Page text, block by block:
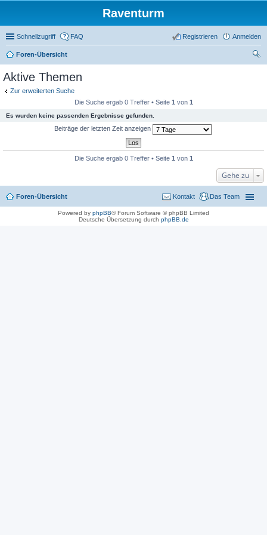
Raventurm
Schnellzugriff FAQ Anmelden
Registrieren
Foren-Übersicht
Aktive Themen
Zur erweiterten Suche
Die Suche ergab 0 Treffer • Seite 1 von 1
Es wurden keine passenden Ergebnisse gefunden.
Beiträge der letzten Zeit anzeigen
Die Suche ergab 0 Treffer • Seite 1 von 1
Gehe zu
Foren-Übersicht Das Team
Kontakt
Powered by phpBB® Forum Software © phpBB Limited
Deutsche Übersetzung durch phpBB.de